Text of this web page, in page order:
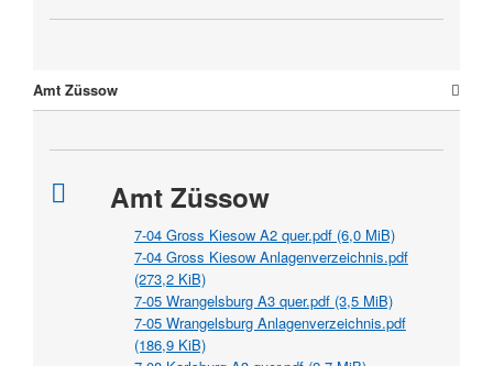
Amt Züssow
Amt Züssow
7-04 Gross Kiesow A2 quer.pdf (6,0 MiB)
7-04 Gross Kiesow Anlagenverzeichnis.pdf
(273,2 KiB)
7-05 Wrangelsburg A3 quer.pdf (3,5 MiB)
7-05 Wrangelsburg Anlagenverzeichnis.pdf
(186,9 KiB)